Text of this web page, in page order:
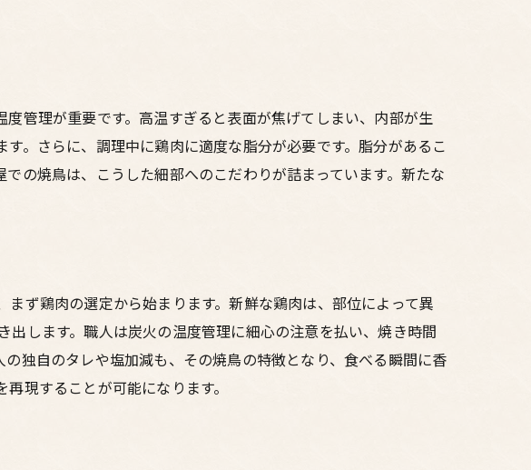
管理が重要です。高温すぎると表面が焦げてしまい、内部が生
。さらに、調理中に鶏肉に適度な脂分が必要です。脂分があるこ
の焼鳥は、こうした細部へのこだわりが詰まっています。新たな
ず鶏肉の選定から始まります。新鮮な鶏肉は、部位によって異
します。職人は炭火の温度管理に細心の注意を払い、焼き時間
独自のタレや塩加減も、その焼鳥の特徴となり、食べる瞬間に香
現することが可能になります。